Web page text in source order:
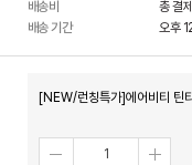
배송비
총 결
배송 기간
오후
[NEW/런칭특가]에어비티 틴